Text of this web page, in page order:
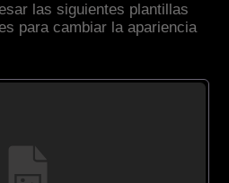
las siguientes plantillas
para cambiar la apariencia